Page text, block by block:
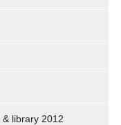
library 2012